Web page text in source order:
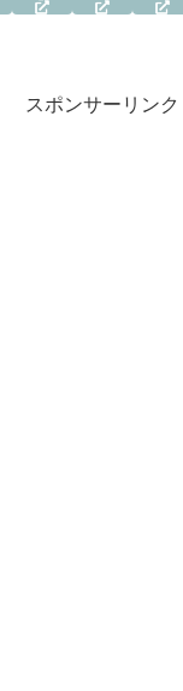
スポンサーリンク